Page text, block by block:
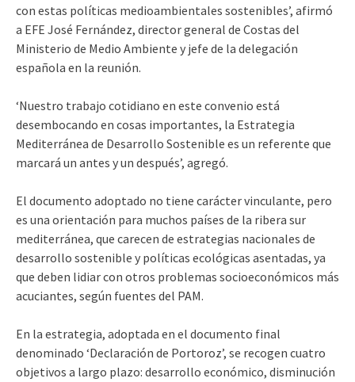
con estas políticas medioambientales sostenibles’, afirmó
a EFE José Fernández, director general de Costas del
Ministerio de Medio Ambiente y jefe de la delegación
española en la reunión.
‘Nuestro trabajo cotidiano en este convenio está
desembocando en cosas importantes, la Estrategia
Mediterránea de Desarrollo Sostenible es un referente que
marcará un antes y un después’, agregó.
El documento adoptado no tiene carácter vinculante, pero
es una orientación para muchos países de la ribera sur
mediterránea, que carecen de estrategias nacionales de
desarrollo sostenible y políticas ecológicas asentadas, ya
que deben lidiar con otros problemas socioeconómicos más
acuciantes, según fuentes del PAM.
En la estrategia, adoptada en el documento final
denominado ‘Declaración de Portoroz’, se recogen cuatro
objetivos a largo plazo: desarrollo económico, disminución